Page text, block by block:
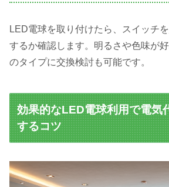
LED電球を取り付けたら、スイッチ
するか確認します。明るさや色味が
のタイプに交換検討も可能です。
効果的なLED電球利用で電気
するコツ